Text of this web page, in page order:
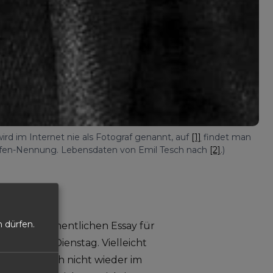
im Internet nie als Fotograf genannt, auf [1] findet man
Nennung. Lebensdaten von Emil Tesch nach [2].)
den wöchentlichen Essay für
am Dienstag. Vielleicht
noch nicht wieder im
dürfen.